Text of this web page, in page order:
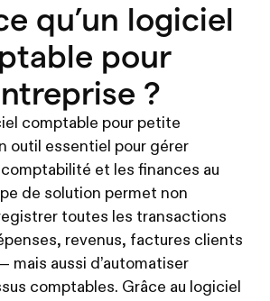
qu’un logiciel
pour
?
comptable pour petite
outil essentiel pour gérer
et les finances au
de solution permet non
toutes les transactions
revenus, factures clients
mais aussi d’automatiser
comptables. Grâce au logiciel